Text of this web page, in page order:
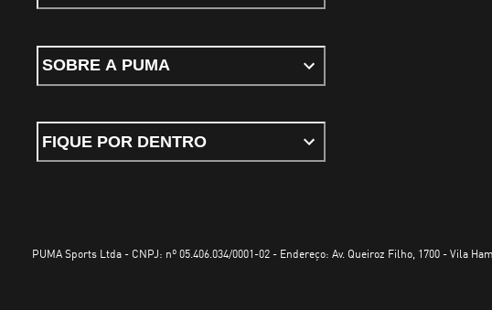
SOBRE A PUMA
FIQUE POR DENTRO
PUMA Sports Ltda - CNPJ: nº 05.406.034/0001-02 - Endereço: Av. Queiroz Filho, 1700 - Vila